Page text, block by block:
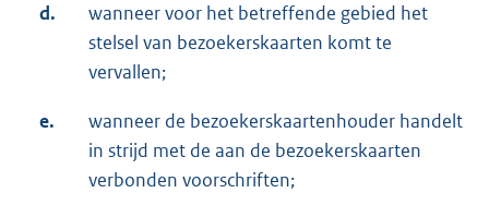
d.
wanneer voor het betreffende gebied het
stelsel van bezoekerskaarten komt te
vervallen;
e.
wanneer de bezoekerskaartenhouder handelt
in strijd met de aan de bezoekerskaarten
verbonden voorschriften;